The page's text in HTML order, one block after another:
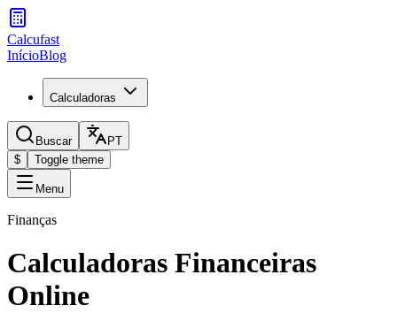
Calcufast
InícioBlog
Calculadoras
Buscar
PT
$
Toggle theme
Menu
Finanças
Calculadoras Financeiras
Online